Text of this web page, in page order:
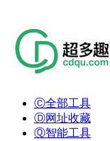
Ⓒ全部工具
Ⓓ网址收藏
Ⓠ智能工具